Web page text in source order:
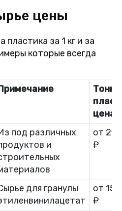
цены
за 1 кг и за
которые всегда
Тонна
цена
под различных
и
от 29
₽
для гранулы
от 15
₽